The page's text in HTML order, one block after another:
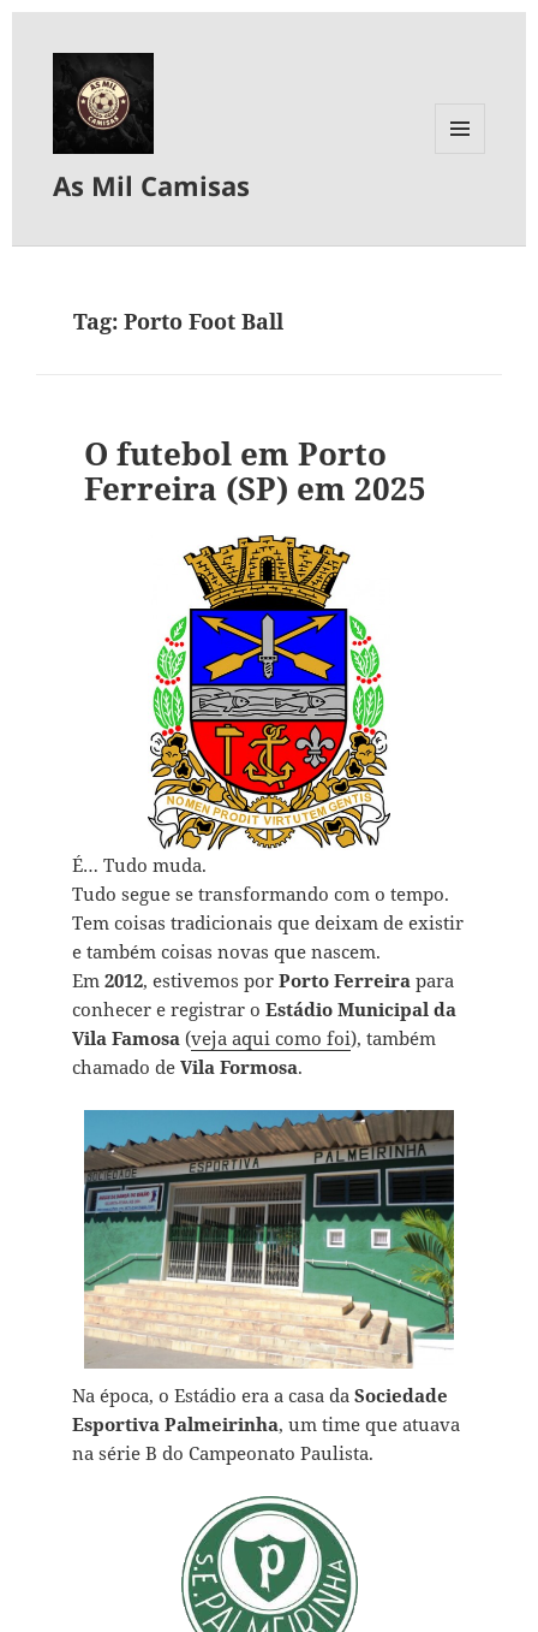
As Mil Camisas
Tag:Porto Foot Ball
O futebol em Porto
Ferreira (SP) em 2025
É… Tudo muda.
Tudo segue se transformando com o tempo.
Tem coisas tradicionais que deixam de existir
e também coisas novas que nascem.
Em 2012, estivemos por Porto Ferreirapara
conhecer e registrar o Estádio Municipal da
Vila Famosa(veja aqui como foi), também
chamado de Vila Formosa.
Na época, o Estádio era a casa da Sociedade
Esportiva Palmeirinha, um time que atuava
na série B do Campeonato Paulista.